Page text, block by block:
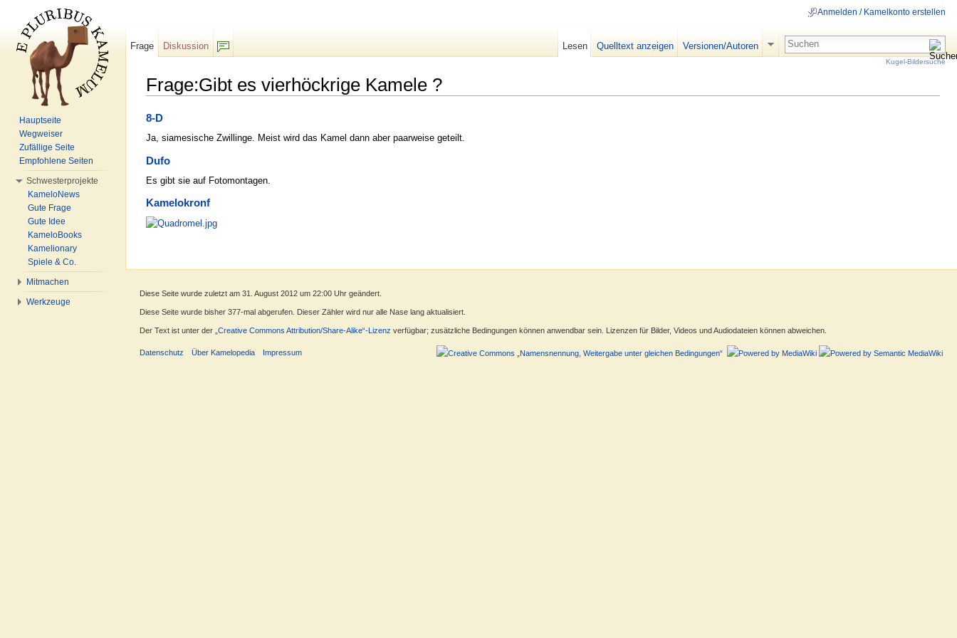
Frage:Gibt es vierhöckrige Kamele ?
8-D
Ja, siamesische Zwillinge. Meist wird das Kamel dann aber paarweise geteilt.
Dufo
Es gibt sie auf Fotomontagen.
Kamelokronf
Anmelden / Kamelkonto erstellen
Frage
Diskussion
Lesen Quelltext anzeigen Versionen/Autoren
Kugel-Bildersuche
Hauptseite
Wegweiser
Zufällige Seite
Empfohlene Seiten
Schwesterprojekte
KameloNews
Gute Frage
Gute Idee
KameloBooks
Kamelionary
Spiele & Co.
Mitmachen
Werkzeuge
Diese Seite wurde zuletzt am 31. August 2012 um 22:00 Uhr geändert.
Diese Seite wurde bisher 377-mal abgerufen. Dieser Zähler wird nur alle Nase lang aktualisiert.
Der Text ist unter der „Creative Commons Attribution/Share-Alike“-Lizenz verfügbar; zusätzliche Bedingungen können anwendbar sein. Lizenzen für Bilder, Videos und Audiodateien können abweichen.
Datenschutz Über Kamelopedia Impressum